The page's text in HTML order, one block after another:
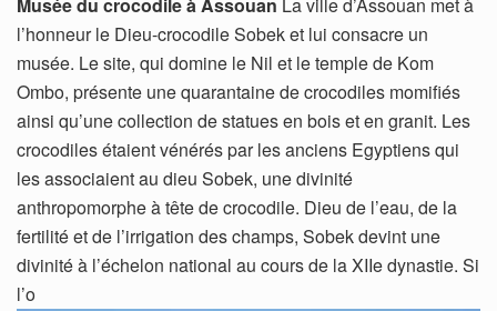
l’honneur le Dieu-crocodile Sobek et lui consacre un
musée. Le site, qui domine le Nil et le temple de Kom
Ombo, présente une quarantaine de crocodiles momifiés
ainsi qu’une collection de statues en bois et en granit. Les
crocodiles étaient vénérés par les anciens Egyptiens qui
les associaient au dieu Sobek, une divinité
anthropomorphe à tête de crocodile. Dieu de l’eau, de la
fertilité et de l’irrigation des champs, Sobek devint une
divinité à l’échelon national au cours de la XIIe dynastie. Si
l’o